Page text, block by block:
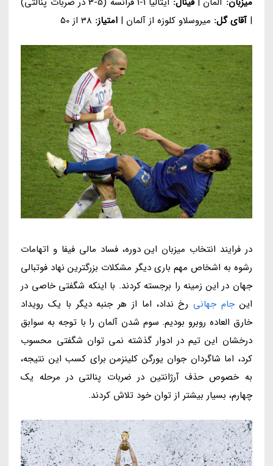
|آقای گل: میروسلاو کلوزه از آلمان |امتیاز:
در فرایند انتخاب میزبان این دوره، فساد مالی فیفا و اتهامات
رشوه به اشخاص مهم باری دیگر مشکلات بزرگترین نهاد فوتبالی
جهان در این زمینه را برجسته کردند. با اینکه شگفتی خاصی در
اینجام جهانی رخ نداد، اما از هر جنبه دیگر با یک رویداد
خارق العاده روبرو بودیم. سوم شدن آلمان را با توجه به سوابق
درخشان این تیم در ادوار گذشته نمی توان شگفتی محسوب
کرد، اما شاگردان جوان یورگن کلینزمن برای کسب این نتیجه،
به خصوص حذف آرژانتین در ضربات پنالتی در مرحله یک
چهارم، بسیار بیشتر از توان خود تلاش کردند.